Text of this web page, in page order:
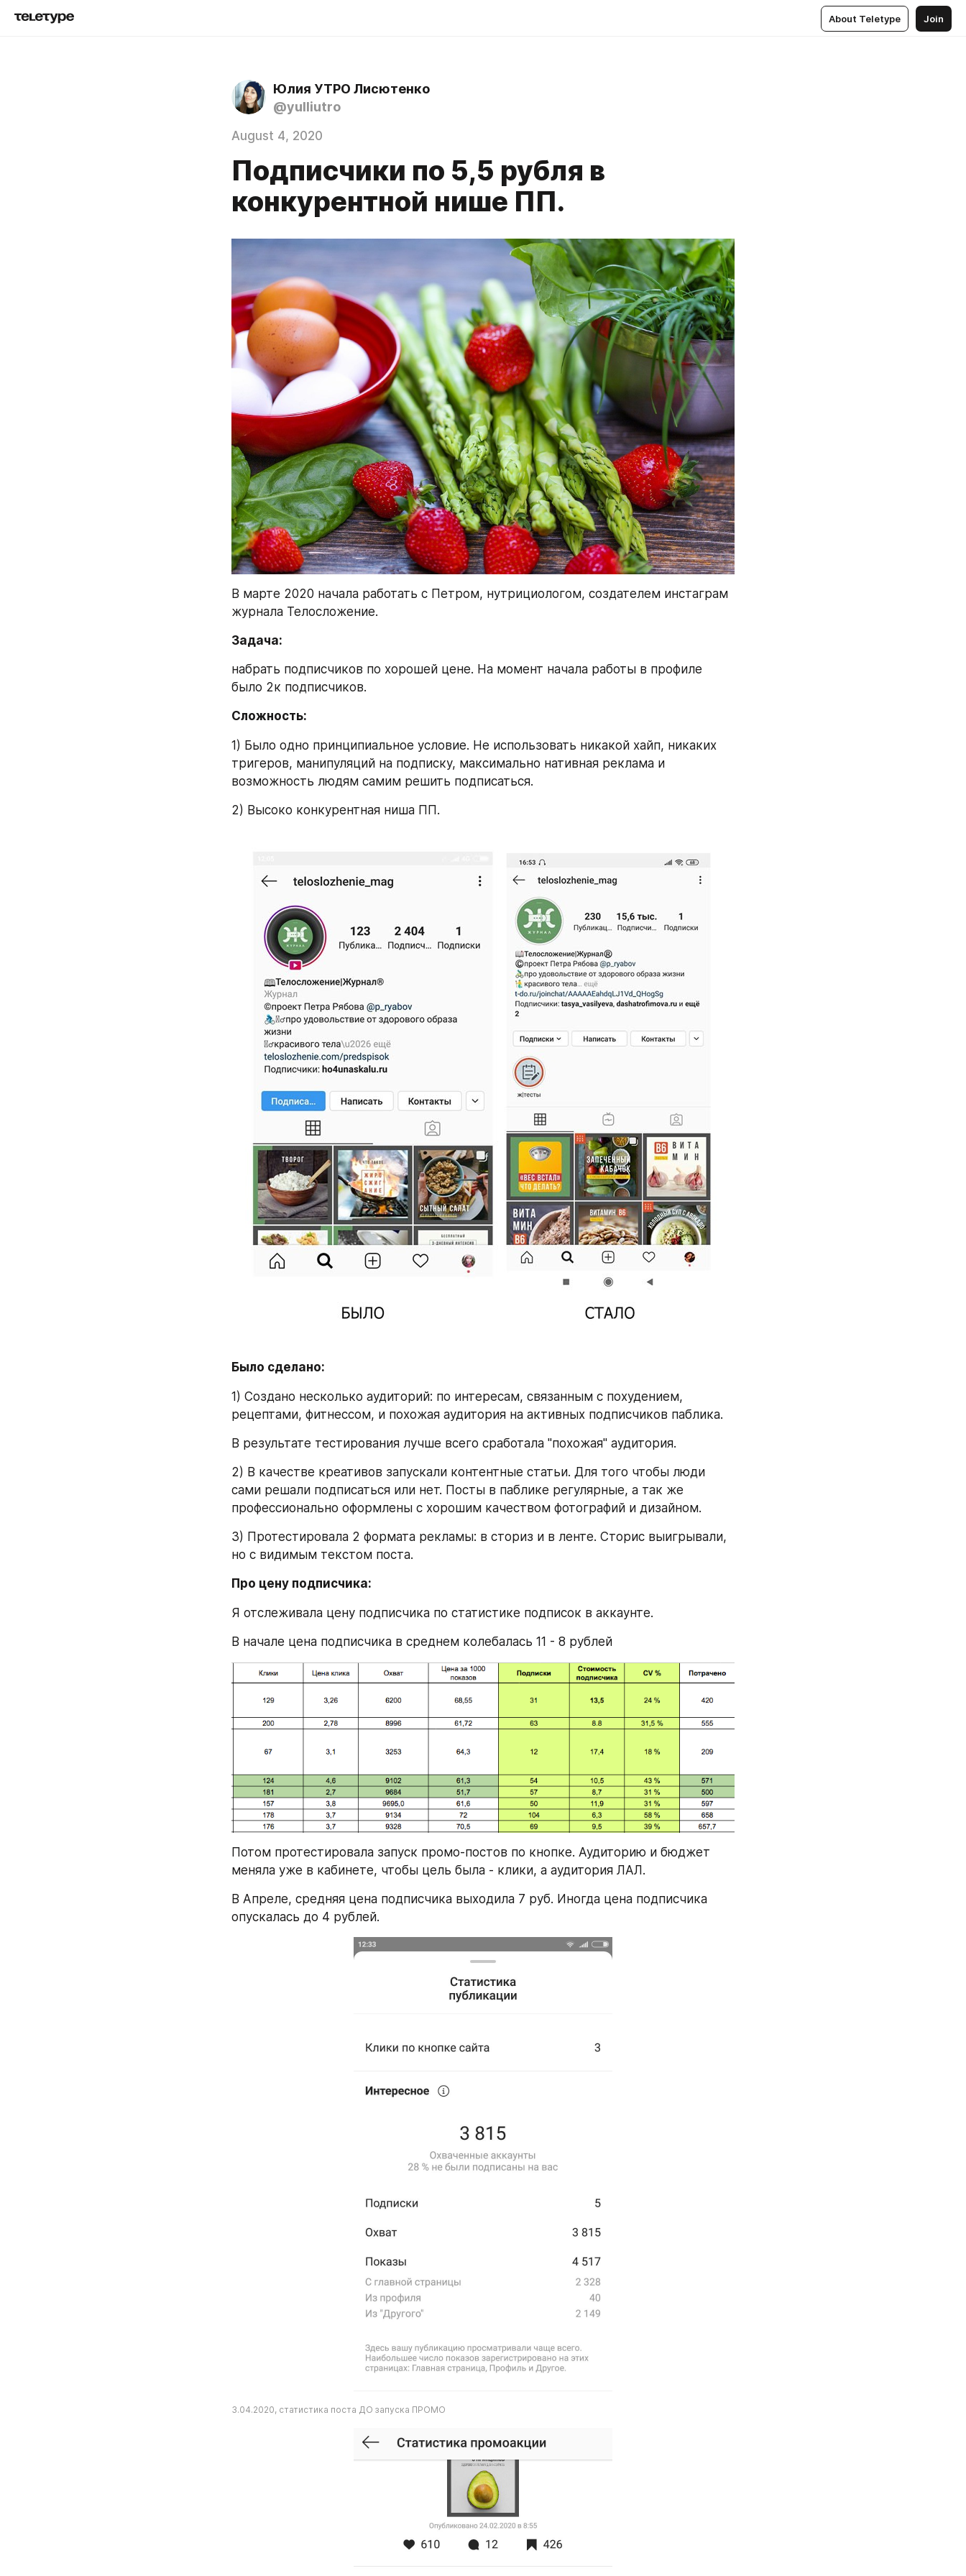
About Teletype Join
Юлия УТРО Лисютенко
@yulliutro
August 4, 2020
Подписчики по 5,5 рубля в
конкурентной нише ПП.
В марте 2020 начала работать с Петром, нутрициологом, создателем инстаграм
журнала Телосложение.
Задача:
набрать подписчиков по хорошей цене. На момент начала работы в профиле
было 2к подписчиков.
Сложность:
1) Было одно принципиальное условие. Не использовать никакой хайп, никаких
тригеров, манипуляций на подписку, максимально нативная реклама и
возможность людям самим решить подписаться.
2) Высоко конкурентная ниша ПП.
Было сделано:
1) Создано несколько аудиторий: по интересам, связанным с похудением,
рецептами, фитнессом, и похожая аудитория на активных подписчиков паблика.
В результате тестирования лучше всего сработала "похожая" аудитория.
2) В качестве креативов запускали контентные статьи. Для того чтобы люди
сами решали подписаться или нет. Посты в паблике регулярные, а так же
профессионально оформлены с хорошим качеством фотографий и дизайном.
3) Протестировала 2 формата рекламы: в сториз и в ленте. Cториc выигрывали,
но с видимым текстом поста.
Про цену подписчика:
Я отслеживала цену подписчика по статистике подписок в аккаунте.
В начале цена подписчика в среднем колебалась 11 - 8 рублей
Потом протестировала запуск промо-постов по кнопке. Аудиторию и бюджет
меняла уже в кабинете, чтобы цель была - клики, а аудитория ЛАЛ.
В Апреле, средняя цена подписчика выходила 7 руб. Иногда цена подписчика
опускалась до 4 рублей.
3.04.2020, статистика поста ДО запуска ПРОМО